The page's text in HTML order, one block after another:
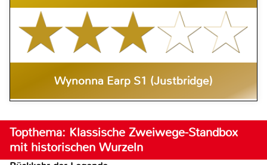
Wynonna Earp S1 (Justbridge)
Topthema: Klassische Zweiwege-Standbox
mit historischen Wurzeln